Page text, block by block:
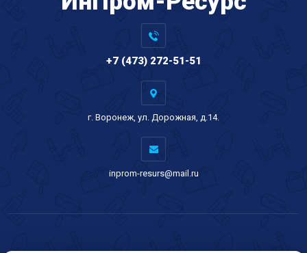
+7 (473) 272-51-51
г. Воронеж, ул. Дорожная, д.14.
inprom-resurs@mail.ru